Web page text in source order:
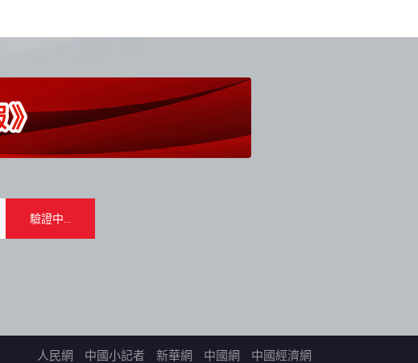
人民網 中國小記者 新華網 中國網 中國經濟網